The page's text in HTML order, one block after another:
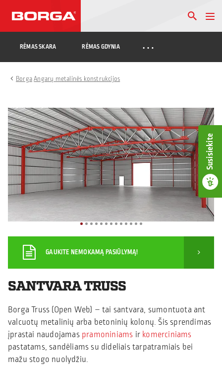
Susisiekite
RĖMAS SKARA RĖMAS GDYNIA …
BorgaAngarų metalinės konstrukcijos
GAUKITE NEMOKAMĄ PASIŪLYMĄ!
SANTVARA TRUSS
Borga Truss (Open Web) – tai santvara, sumontuota ant
valcuotų metalinių arba betoninių kolonų. Šis sprendimas
įprastai naudojamas pramoniniams ir komerciniams
pastatams, sandėliams su dideliais tarpatramiais bei
mažu stogo nuolydžiu.